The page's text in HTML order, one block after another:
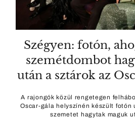
Szégyen: fotón,
szemétdombot
után a sztárok az
A rajongók közül rengetegen
Oscar-gála helyszínén készült fotón
szemetet hagytak maguk